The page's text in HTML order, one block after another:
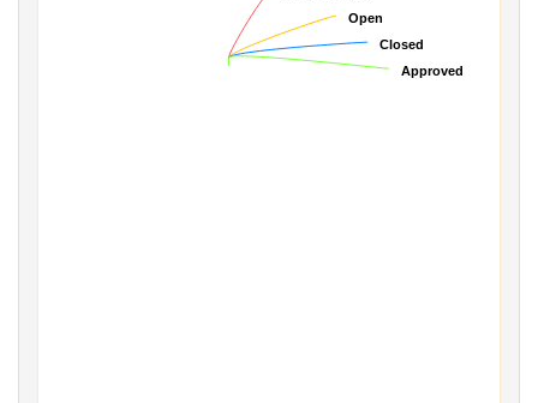
Open
Open
Closed
Closed
Approved
Approved